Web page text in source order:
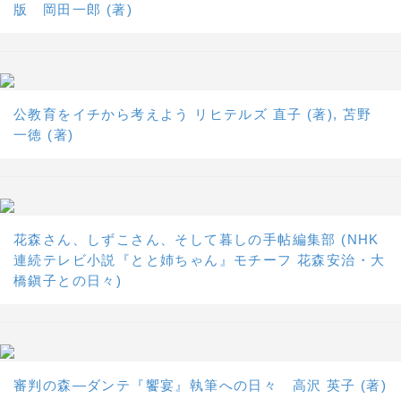
版 岡田一郎 (著)
公教育をイチから考えよう リヒテルズ 直子 (著), 苫野
一徳 (著)
花森さん、しずこさん、そして暮しの手帖編集部 (NHK
連続テレビ小説『とと姉ちゃん』モチーフ 花森安治・大
橋鎭子との日々)
審判の森―ダンテ『饗宴』執筆への日々 高沢 英子 (著)